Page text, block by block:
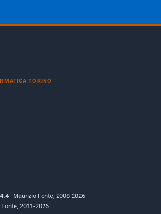
TORINO
· Maurizio Fonte, 2008-2026
Fonte, 2011-2026